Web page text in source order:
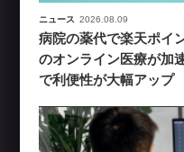
ニュース 2026.08.09
病院の薬代で楽天ポイ
のオンライン医療が加
で利便性が大幅アップ